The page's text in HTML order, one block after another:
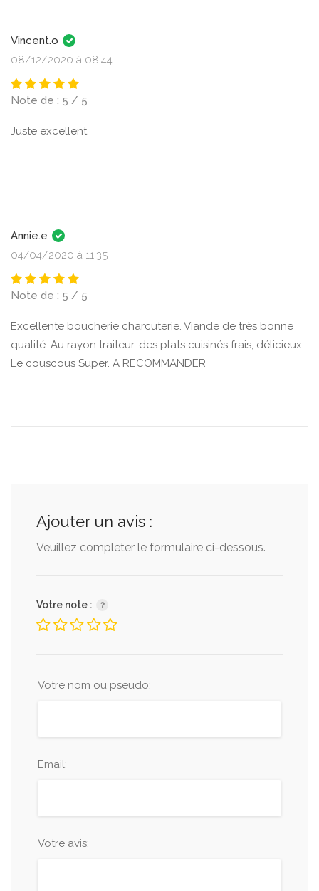
Vincent.o
08/12/2020 à 08:44
Note de : 5 / 5
Juste excellent
Annie.e
04/04/2020 à 11:35
Note de : 5 / 5
Excellente boucherie charcuterie. Viande de très bonne
qualité. Au rayon traiteur, des plats cuisinés frais, délicieux .
Le couscous Super. A RECOMMANDER
Ajouter un avis :
Veuillez completer le formulaire ci-dessous.
Votre note :
Votre nom ou pseudo:
Email:
Votre avis: